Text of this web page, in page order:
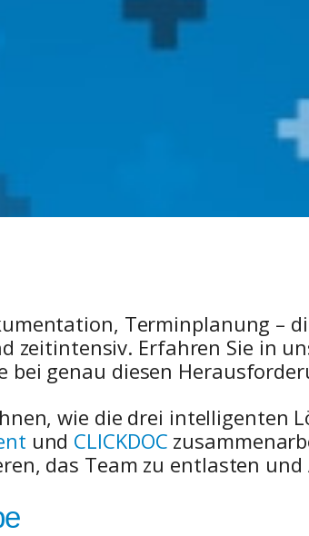
Terminplanung –
zeitintensiv. Erfahren Sie in
bei genau diesen
wie die drei intelligenten
und CLICKDOC
das Team zu entlasten